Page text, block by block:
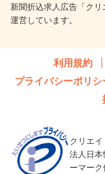
新聞折込求人広告「ク
運営しています。
利用規約
プライバシーポリシ
クリエ
法人日本
ーマーク